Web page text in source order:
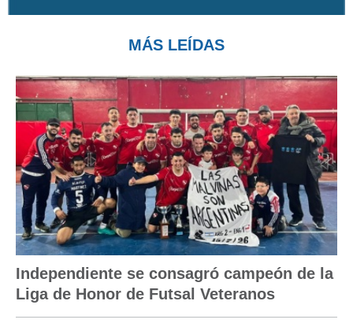
MÁS LEÍDAS
Independiente se consagró campeón de la
Liga de Honor de Futsal Veteranos